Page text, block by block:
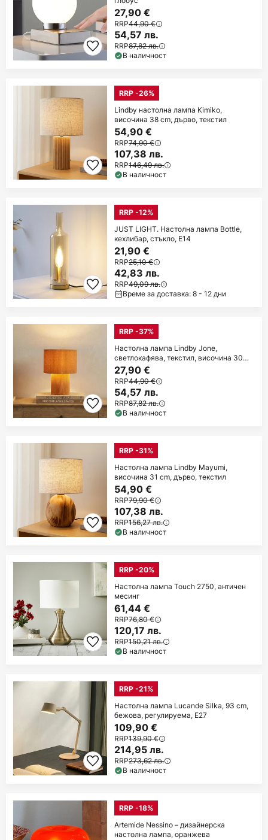
27,90 €
RRP44,90 €
54,57 лв.
RRP87,82 лв.
В наличност
RRP -26%
Lindby настолна лампа Kimiko,
височина 38 cm, дърво, текстил
54,90 €
RRP74,90 €
107,38 лв.
RRP146,49 лв.
В наличност
RRP -12%
JUST LIGHT. Настолна лампа Bottle,
кехлибар, стъкло, E14
21,90 €
RRP25,10 €
42,83 лв.
RRP49,09 лв.
Време за доставка: 8 - 12 дни
RRP -37%
Настолна лампа Lindby Jone,
светлокафява, текстил, височина 30
cm, E27
27,90 €
RRP44,90 €
54,57 лв.
RRP87,82 лв.
В наличност
RRP -31%
Настолна лампа Lindby Mayumi,
височина 31 cm, дърво, текстил
54,90 €
RRP79,90 €
107,38 лв.
RRP156,27 лв.
В наличност
RRP -20%
Настолна лампа Touch 2750, античен
месинг
61,44 €
RRP76,80 €
120,17 лв.
RRP150,21 лв.
В наличност
RRP -21%
Настолна лампа Lucande Silka, 93 cm,
бежова, регулируема, E27
109,90 €
RRP139,90 €
214,95 лв.
RRP273,62 лв.
В наличност
RRP -18%
Artemide Nessino – дизайнерска
настолна лампа, оранжева